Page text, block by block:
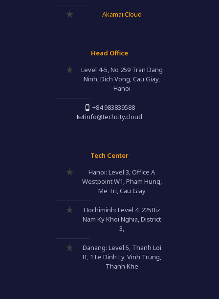
Akamai Cloud
Head Office
Level 4-5, No 259 Tran Dang
Ninh, Dich Vong, Cau Giay,
Hanoi
+84 983839588
info@techcity.cloud
Tech Center
Hanoi: Level 3, Office A
Westpoint W1, Pham Hung,
Me Tri, Cau Giay
Hochiminh: Level 4, 225Biz
Nam Ky Khoi Nghia, District
3,
Danang: Level 5, Thanh Loi
II, 1 Le Dinh Ly, Vinh Trung,
Thanh Khe